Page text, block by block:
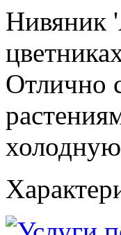
Нивяник
Отлично